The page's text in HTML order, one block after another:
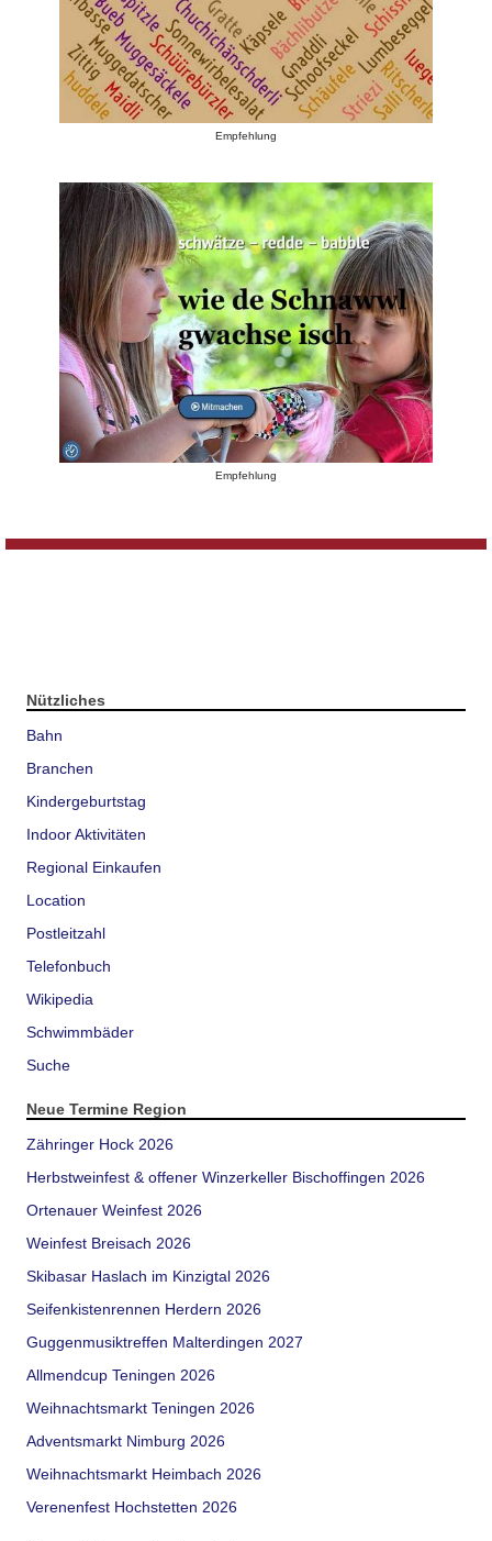
Empfehlung
Empfehlung
Nützliches
Bahn
Branchen
Kindergeburtstag
Indoor Aktivitäten
Regional Einkaufen
Location
Postleitzahl
Telefonbuch
Wikipedia
Schwimmbäder
Suche
Neue Termine Region
Zähringer Hock 2026
Herbstweinfest & offener Winzerkeller Bischoffingen 2026
Ortenauer Weinfest 2026
Weinfest Breisach 2026
Skibasar Haslach im Kinzigtal 2026
Seifenkistenrennen Herdern 2026
Guggenmusiktreffen Malterdingen 2027
Allmendcup Teningen 2026
Weihnachtsmarkt Teningen 2026
Adventsmarkt Nimburg 2026
Weihnachtsmarkt Heimbach 2026
Verenenfest Hochstetten 2026